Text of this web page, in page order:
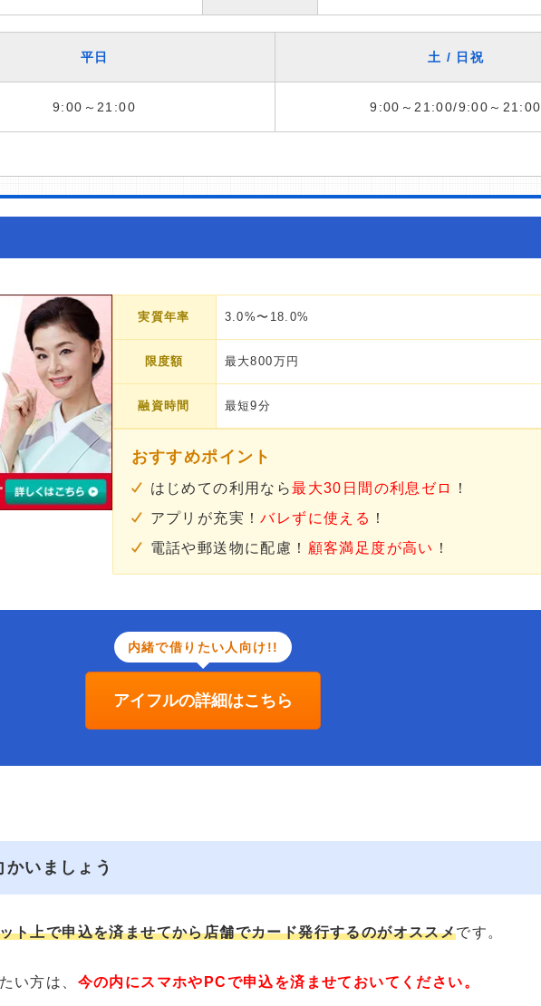
平日 土 / 日祝
9:00～21:00 9:00～21:00/9:00～21:00
実質年率 3.0%〜18.0%
限度額 最大800万円
融資時間 最短9分
おすすめポイント
はじめての利用なら最大30日間の利息ゼロ
！
アプリが充実！バレずに使える ！
電話や郵送物に配慮！ 顧客満足度が高い ！
内緒で借りたい人向け!!
アイフルの詳細はこちら
いましょう
ト上で申込を済ませてから店舗でカード発行するのがオススメです。
い方は、 今の内にスマホやPCで申込を済ませておいてください。